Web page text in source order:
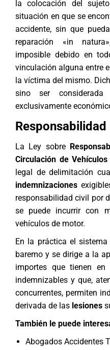
la colocación del
situación en que se
accidente, sin que
reparación «in
imposible debido en
vinculación alguna entre
la víctima del mismo.
sino ser
exclusivamente
La Ley sobre
Circulación de
legal de delimitación
indemnizaciones
responsabilidad civil por
se puede incurrir con
vehículos de motor.
En la práctica el
baremo y se dirige a la
importes que tienen en
indemnizables y que,
concurrentes, permiten
derivada de las lesiones
También le puede
Abogados Accidentes